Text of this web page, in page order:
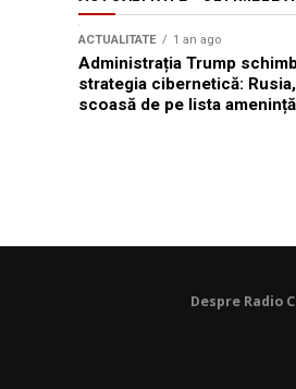
ACTUALITATE 1 an ago
Administrația Trump
strategia cibernetică: Rusia,
scoasă de pe lista
Despre Radio